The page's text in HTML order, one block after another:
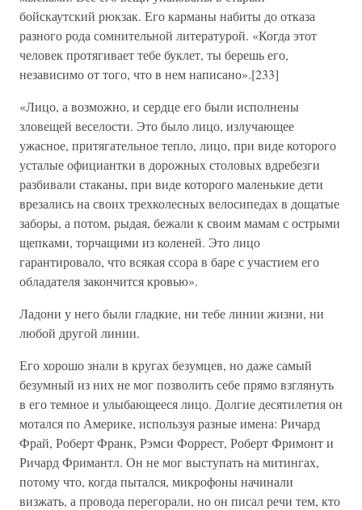
бойскаутский рюкзак. Его карманы набиты до отказа
разного рода сомнительной литературой. «Когда этот
человек протягивает тебе буклет, ты берешь его,
независимо от того, что в нем написано».[233]
«Лицо, а возможно, и сердце его были исполнены
зловещей веселости. Это было лицо, излучающее
ужасное, притягательное тепло, лицо, при виде которого
усталые официантки в дорожных столовых вдребезги
разбивали стаканы, при виде которого маленькие дети
врезались на своих трехколесных велосипедах в дощатые
заборы, а потом, рыдая, бежали к своим мамам с острыми
щепками, торчащими из коленей. Это лицо
гарантировало, что всякая ссора в баре с участием его
обладателя закончится кровью».
Ладони у него были гладкие, ни тебе линии жизни, ни
любой другой линии.
Его хорошо знали в кругах безумцев, но даже самый
безумный из них не мог позволить себе прямо взглянуть
в его темное и улыбающееся лицо. Долгие десятилетия он
мотался по Америке, используя разные имена: Ричард
Фрай, Роберт Франк, Рэмси Форрест, Роберт Фримонт и
Ричард Фримантл. Он не мог выступать на митингах,
потому что, когда пытался, микрофоны начинали
визжать, а провода перегорали, но он писал речи тем, кто